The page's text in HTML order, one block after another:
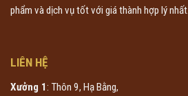
phẩm và dịch vụ tốt với giá thành hợp lý nhất.
LIÊN HỆ
Xưởng 1: Thôn 9, Hạ Bằng,